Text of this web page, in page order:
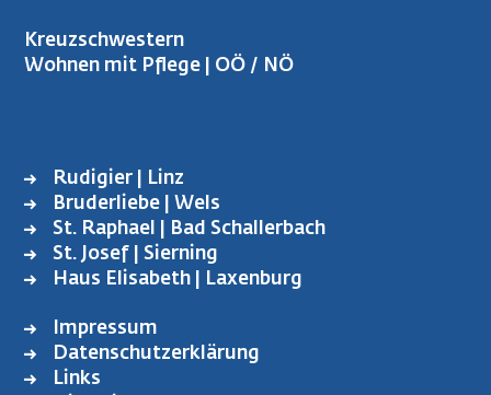
Kreuzschwestern
Wohnen mit Pflege | OÖ / NÖ
FUSSBEREICH L
INKS
Rudigier | Linz
Bruderliebe | Wels
St. Raphael | Bad Schallerbach
St. Josef | Sierning
Haus Elisabeth | Laxenburg
FOOTER
MENU
Impressum
Datenschutzerklärung
Links